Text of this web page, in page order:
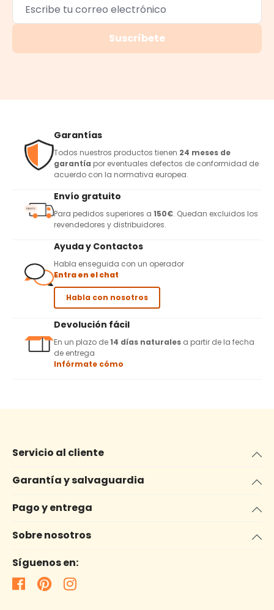
Suscríbete
Garantías
Todos nuestros productos tienen 24 meses de
garantía por eventuales defectos de conformidad de
acuerdo con la normativa europea.
Envío gratuito
Para pedidos superiores a 150€. Quedan excluidos los
revendedores y distribuidores.
Ayuda y Contactos
Habla enseguida con un operador
Entra en el chat
Habla con nosotros
Devolución fácil
En un plazo de14 días naturales a partir de la fecha
de entrega
Infórmate cómo
Servicio al cliente
Garantía y salvaguardia
Pago y entrega
Sobre nosotros
Síguenos en: